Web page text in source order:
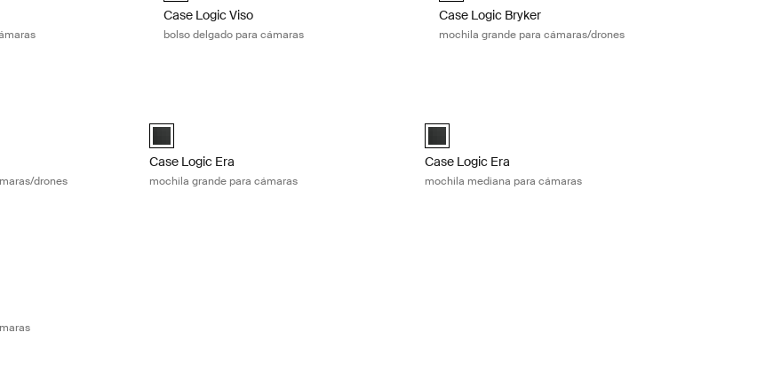
Case Logic Viso
bolso delgado para cámaras
Case Logic Bryker
mochila grande para cámaras/drones
Drone Medium Backpack Negro (selected)
drones
Case Logic Era Large Camera Backpack Negro obsidiana (selected)
Case Logic Era
mochila grande para cámaras
Case Logic Era Medium Camera Backpack Negro
Case Logic Era
mochila mediana para cámaras
Backpack Negro obsidiana (selected)